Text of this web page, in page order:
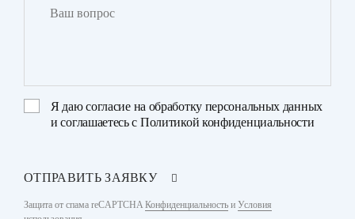
Я даюсогласие на обработку персональных данных
и соглашаетесь с Политикой конфиденциальности
ОТПРАВИТЬ ЗАЯВКУ
Защита от спама reCAPTCHAКонфиденциальность и Условия